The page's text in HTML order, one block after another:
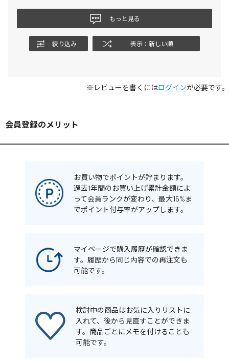
もっと見る
絞り込み 表示：新しい順
※レビューを書くにはログインが必要です。
会員登録のメリット
お買い物でポイントが貯まります。
過去1年間のお買い上げ累計金額によ
って会員ランクが変わり、最大15%ま
でポイント付与率がアップします。
マイページで購入履歴が確認できま
す。履歴から同じ内容での再注文も
可能です。
検討中の商品はお気に入りリストに
入れて、後から見直すことができま
す。商品ごとにメモを付けることも
可能です。